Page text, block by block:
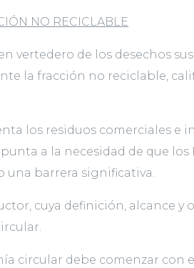
NO RECICLABLE
de los desechos
la fracción no reciclable,
los residuos comerciales e
a la necesidad de que
una barrera significativa.
cuya definición, alcance
circular debe comenzar